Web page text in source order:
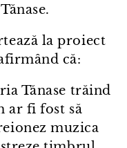
la proiect
că:
Tănase trăind
ar fi fost să
muzica